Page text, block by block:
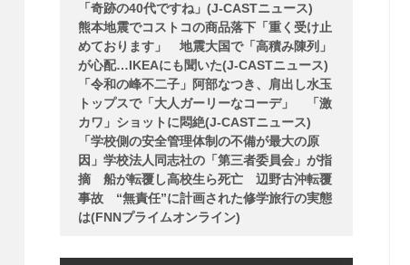
「奇跡の40代ですね」(J-CASTニュース)
熊本地震でコストコの商品落下「重く受け止
めております」 地震大国で「高積み陳列」
が心配…IKEAにも聞いた(J-CASTニュース)
「令和の峰不二子」阿部なつき、肩出し水玉
トップスで「大人ガーリーなコーデ」 「激
カワ」ショットに悶絶(J-CASTニュース)
「学校側の安全管理体制の不備が最大の原
因」学校法人同志社の「第三者委員会」が指
摘 船が転覆し高校生ら死亡 辺野古沖転覆
事故 “無責任”に計画された修学旅行の実態
は(FNNプライムオンライン)